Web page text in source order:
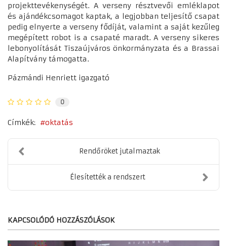
projekttevékenységét. A verseny résztvevői emléklapot
és ajándékcsomagot kaptak, a legjobban teljesítő csapat
pedig elnyerte a verseny fődíját, valamint a saját kezűleg
megépített robot is a csapaté maradt. A verseny sikeres
lebonyolítását Tiszaújváros önkormányzata és a Brassai
Alapítvány támogatta.
Pázmándi Henriett igazgató
0
Címkék: oktatás
Rendőröket jutalmaztak
Élesítették a rendszert
KAPCSOLÓDÓ HOZZÁSZÓLÁSOK